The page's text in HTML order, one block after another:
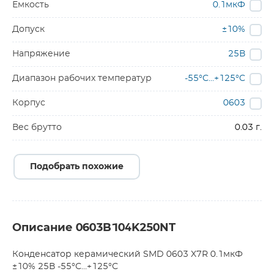
Емкость 0.1мкФ
Допуск ±10%
Напряжение 25В
Диапазон рабочих температур -55°C…+125°C
Корпус 0603
Вес брутто 0.03 г.
Подобрать похожие
Описание 0603B104K250NT
Конденсатор керамический SMD 0603 X7R 0.1мкФ
±10% 25В -55°С…+125°С